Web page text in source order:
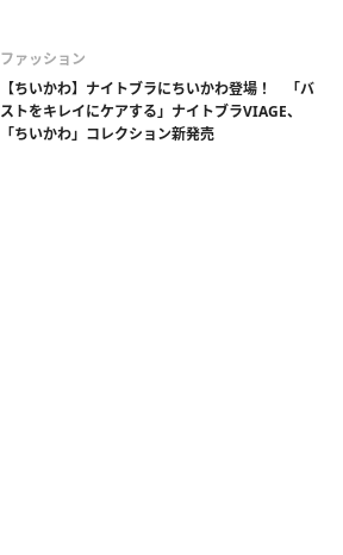
ファッション
【ちいかわ】ナイトブラにちいかわ登場！ 「バ
ストをキレイにケアする」ナイトブラVIAGE、
「ちいかわ」コレクション新発売